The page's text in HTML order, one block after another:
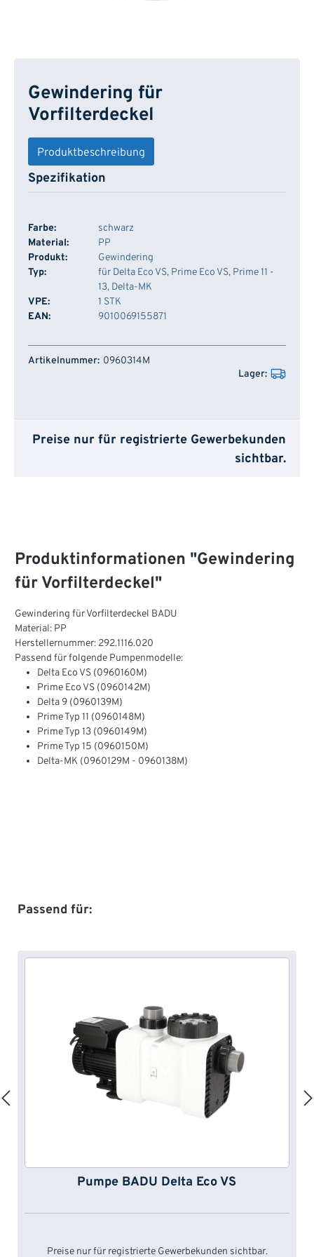
Gewindering für
Vorfilterdeckel
Produktbeschreibung
Spezifikation
Farbe:
schwarz
Material:
PP
Produkt:
Gewindering
Typ:
für Delta Eco VS, Prime Eco VS, Prime 11 -
13, Delta-MK
VPE:
1 STK
EAN:
9010069155871
Artikelnummer Lager
0960314M
Preise nur für registrierte Gewerbekunden
sichtbar.
Produktinformationen "Gewindering
für Vorfilterdeckel"
Gewindering für Vorfilterdeckel BADU
Material: PP
Herstellernummer: 292.1116.020
Passend für folgende Pumpenmodelle:
Delta Eco VS (0960160M)
Prime Eco VS (0960142M)
Delta 9 (0960139M)
Prime Typ 11 (0960148M)
Prime Typ 13 (0960149M)
Prime Typ 15 (0960150M)
Delta-MK (0960129M - 0960138M)
Produktgalerie überspringen
Passend für:
Pumpe BADU Delta Eco VS
Preise nur für registrierte Gewerbekunden sichtbar.